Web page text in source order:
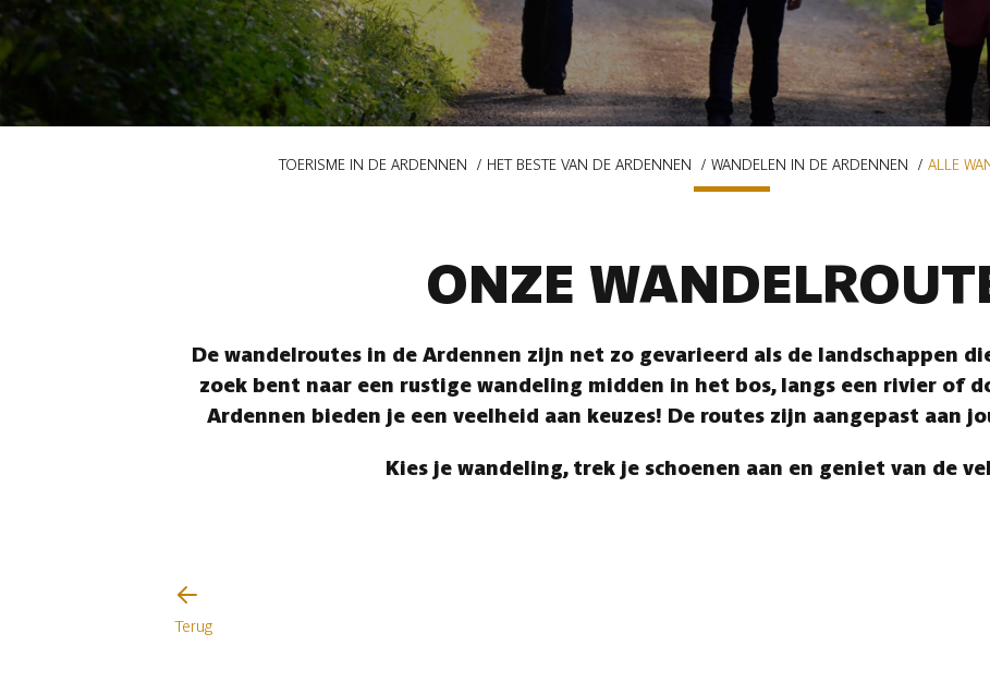
TOERISME IN DE ARDENNEN HET BESTE VAN DE ARDENNEN WANDELEN IN DE ARDENNEN ALLE
ONZE
De wandelroutes in de Ardennen zijn net zo gevarieerd als de landschappen
zoek bent naar een rustige wandeling midden in het bos, langs een rivier of
Ardennen bieden je een veelheid aan keuzes! De routes zijn aangepast aan
Kies je wandeling, trek je schoenen aan en geniet van de
Terug